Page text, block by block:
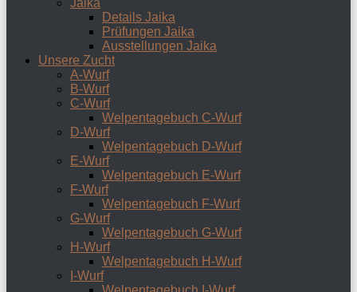
Jaika
Details Jaika
Prüfungen Jaika
Ausstellungen Jaika
Unsere Zucht
A-Wurf
B-Wurf
C-Wurf
Welpentagebuch C-Wurf
D-Wurf
Welpentagebuch D-Wurf
E-Wurf
Welpentagebuch E-Wurf
F-Wurf
Welpentagebuch F-Wurf
G-Wurf
Welpentagebuch G-Wurf
H-Wurf
Welpentagebuch H-Wurf
I-Wurf